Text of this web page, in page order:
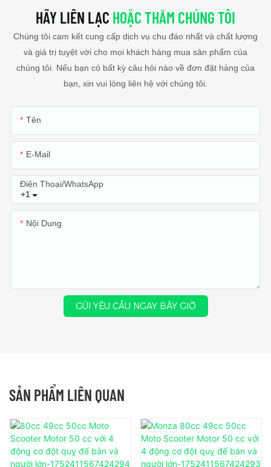
HÃY LIÊN LẠC HOẶC THĂM CHÚNG TÔI
Chúng tôi cam kết cung cấp dịch vụ chu đáo nhất và chất lượng
và giá trị tuyệt vời cho mọi khách hàng mua sản phẩm của
chúng tôi. Nếu bạn có bất kỳ câu hỏi nào về đơn đặt hàng của
bạn, xin vui lòng liên hệ với chúng tôi.
Tên
E-Mail
+1
Điện Thoại/WhatsApp
Nội Dung
GỬI YÊU CẦU NGAY BÂY GIỜ
SẢN PHẨM LIÊN QUAN